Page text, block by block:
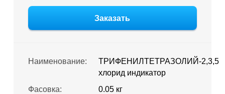
Заказать
Наименование:
ТРИФЕНИЛТЕТРАЗОЛИЙ-2,3,5
хлорид индикатор
Фасовка:
0.05 кг